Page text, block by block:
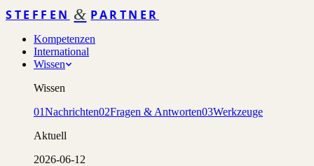
STEFFEN & PARTNER
Kompetenzen
International
Wissen
Wissen
01Nachrichten02Fragen & Antworten03Werkzeuge
Aktuell
2026-06-12